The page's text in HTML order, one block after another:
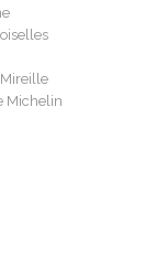
Michelin